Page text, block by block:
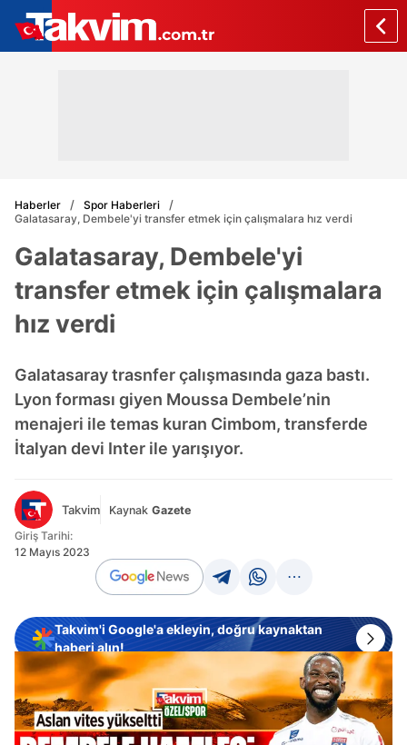
Haberler
Spor Haberleri
Galatasaray, Dembele'yi transfer etmek için çalışmalara hız verdi
Galatasaray, Dembele'yi
transfer etmek için çalışmalara
hız verdi
Galatasaray trasnfer çalışmasında gaza bastı.
Lyon forması giyen Moussa Dembele’nin
menajeri ile temas kuran Cimbom, transferde
İtalyan devi Inter ile yarışıyor.
Takvim Kaynak Gazete
Giriş Tarihi:
12 Mayıs 2023
Takvim'i Google'a ekleyin, doğru kaynaktan
haberi alın!